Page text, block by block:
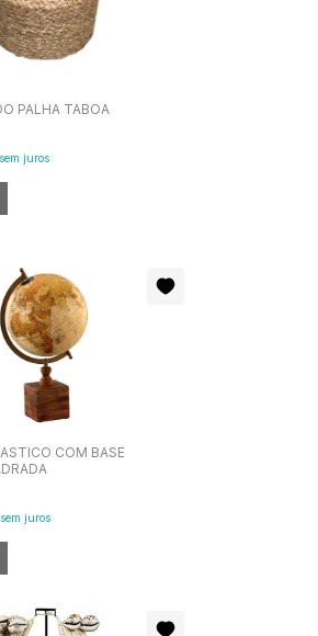
PALHA TABOA
sem juros
COM BASE
sem juros